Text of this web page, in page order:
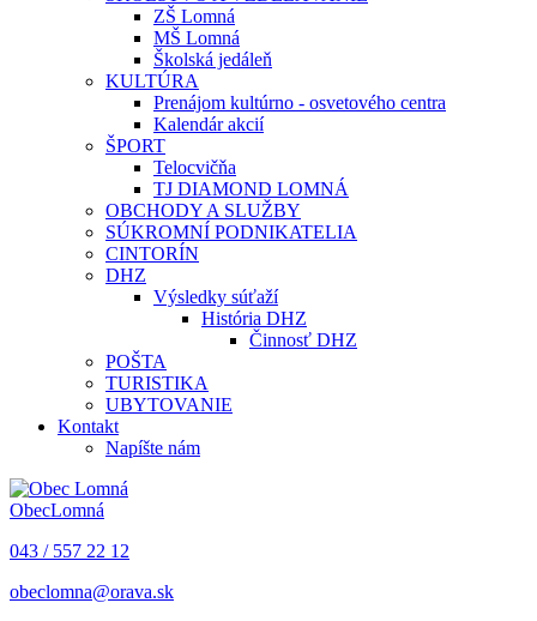
ZŠ Lomná
MŠ Lomná
Školská jedáleň
KULTÚRA
Prenájom kultúrno - osvetového centra
Kalendár akcií
ŠPORT
Telocvičňa
TJ DIAMOND LOMNÁ
OBCHODY A SLUŽBY
SÚKROMNÍ PODNIKATELIA
CINTORÍN
DHZ
Výsledky súťaží
História DHZ
Činnosť DHZ
POŠTA
TURISTIKA
UBYTOVANIE
Kontakt
Napíšte nám
ObecLomná
043 / 557 22 12
obeclomna@orava.sk